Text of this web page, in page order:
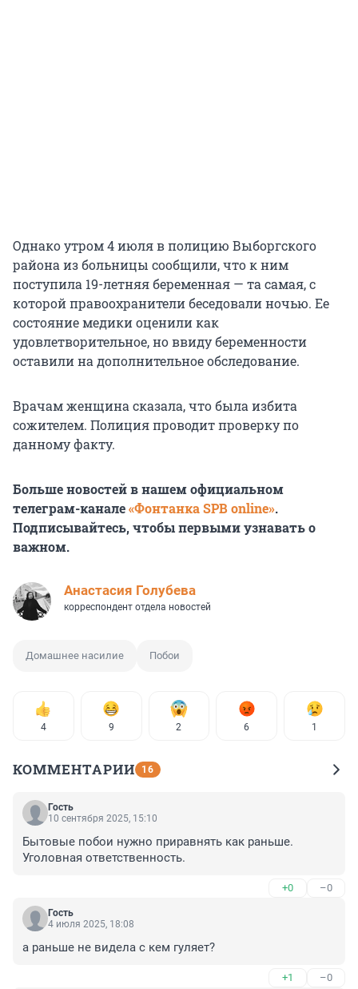
Однако утром 4 июля в полицию Выборгского
района из больницы сообщили, что к ним
поступила 19-летняя беременная — та самая, с
которой правоохранители беседовали ночью. Ее
состояние медики оценили как
удовлетворительное, но ввиду беременности
оставили на дополнительное обследование.
Врачам женщина сказала, что была избита
сожителем. Полиция проводит проверку по
данному факту.
Больше новостей в нашем официальном
телеграм-канале«Фонтанка SPB online».
Подписывайтесь, чтобы первыми узнавать о
важном.
Анастасия Голубева
корреспондент отдела новостей
Домашнее насилие Побои
4 9 2 6 1
КОММЕНТАРИИ 16
Гость
10 сентября 2025, 15:10
Бытовые побои нужно приравнять как раньше.
Уголовная ответственность.
+0 –0
Гость
4 июля 2025, 18:08
а раньше не видела с кем гуляет?
+1 –0